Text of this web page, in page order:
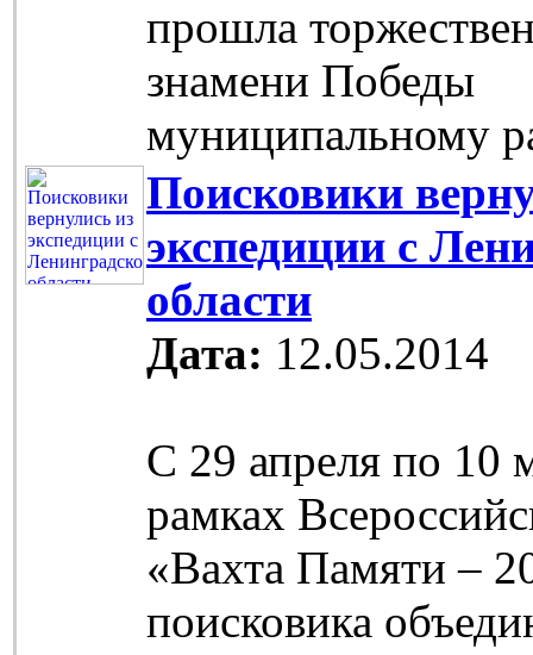
прошла
знамени Победы
муниципальному
Поисковики
экспедиции с
области
Дата: 12.05.2014
С 29 апреля по 10
рамках
«Вахта Памяти –
поисковика